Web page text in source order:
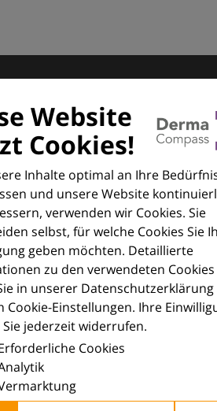
Website
Cookies!
Inhalte optimal an Ihre
und unsere Website
verwenden wir Cookies. Sie
selbst, für welche Cookies Sie
geben möchten. Detaillierte
zu den verwendeten Cookies
in unserer Datenschutzerklärung
Cookie-Einstellungen. Ihre
jederzeit widerrufen.
Cookies
Exzellenz in der
dem European Dermatology
Excellence
digitaler Kompass für die
Bildern und praktischen
Alltag.